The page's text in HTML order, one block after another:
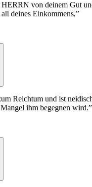
HERRN von deinem Gut
deines Einkommens,”
Reichtum und ist
ihm begegnen wird.”